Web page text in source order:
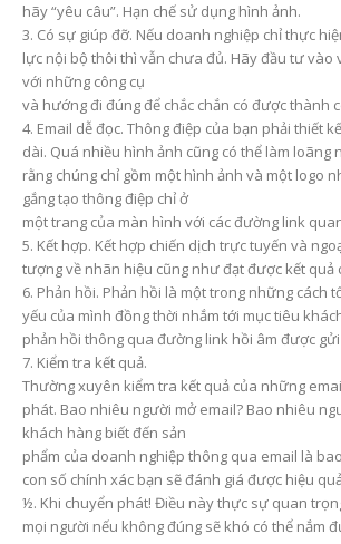
hãy “yêu câu”. Hạn chế sử dụng hình ảnh.
3. Có sự giúp đỡ. Nếu doanh nghiệp chỉ thực
lực nội bộ thôi thì vẫn chưa đủ. Hãy đầu tư vào
với những công cụ
và hướng đi đúng để chắc chắn có được thành
4. Email dễ đọc. Thông điệp của bạn phải thiết
dài. Quá nhiều hình ảnh cũng có thể làm loãng
rằng chúng chỉ gồm một hình ảnh và một logo
gắng tạo thông điệp chỉ ở
một trang của màn hình với các đường link
5. Kết hợp. Kết hợp chiến dịch trực tuyến và
tượng về nhãn hiệu cũng như đạt được kết quả
6. Phản hồi. Phản hồi là một trong những cách
yếu của mình đồng thời nhắm tới mục tiêu
phản hồi thông qua đường link hồi âm được
7. Kiểm tra kết quả.
Thường xuyên kiểm tra kết quả của những
phát. Bao nhiêu người mở email? Bao nhiêu
khách hàng biết đến sản
phẩm của doanh nghiệp thông qua email là
con số chính xác bạn sẽ đánh giá được hiệu
½. Khi chuyển phát! Điều này thực sự quan
mọi người nếu không đúng sẽ khó có thể nắm